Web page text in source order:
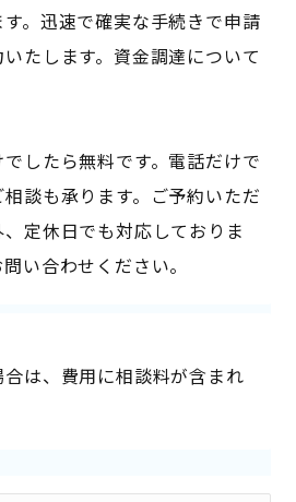
。迅速で確実な手続きで申請
たします。資金調達について
したら無料です。電話だけで
談も承ります。ご予約いただ
定休日でも対応しておりま
い合わせください。
は、費用に相談料が含まれ